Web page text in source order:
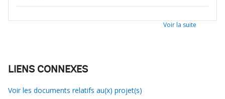
Voir la suite
LIENS CONNEXES
Voir les documents relatifs au(x) projet(s)